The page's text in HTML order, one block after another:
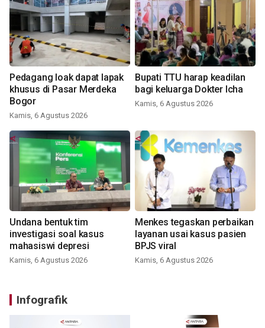
Pedagang loak dapat lapak
khusus di Pasar Merdeka
Bogor
Kamis, 6 Agustus 2026
Bupati TTU harap keadilan
bagi keluarga Dokter Icha
Kamis, 6 Agustus 2026
Undana bentuk tim
investigasi soal kasus
mahasiswi depresi
Kamis, 6 Agustus 2026
Menkes tegaskan perbaikan
layanan usai kasus pasien
BPJS viral
Kamis, 6 Agustus 2026
Infografik